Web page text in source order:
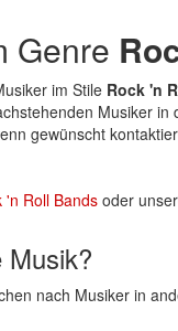
Genre
im Stile Rock 'n
Musiker in
gewünscht
'n Roll Bandsoder
Musik?
nach Musiker in